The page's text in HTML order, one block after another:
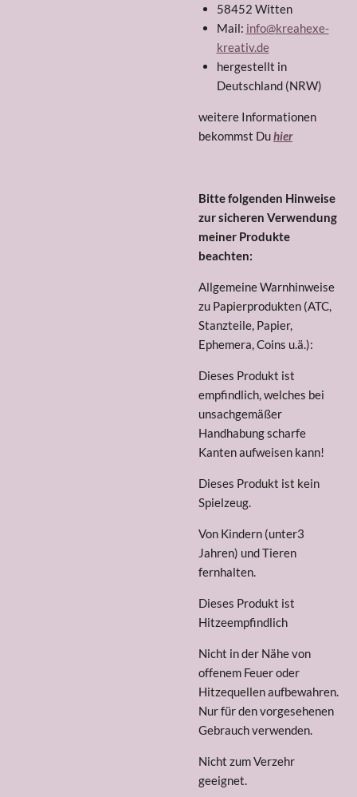
58452 Witten
Mail: info@kreahexe-
kreativ.de
hergestellt in
Deutschland (NRW)
weitere Informationen
bekommst Duhier
Bitte folgenden Hinweise
zur sicheren Verwendung
meiner Produkte
beachten:
Allgemeine Warnhinweise
zu Papierprodukten (ATC,
Stanzteile, Papier,
Ephemera, Coins u.ä.):
Dieses Produkt ist
empfindlich, welches bei
unsachgemäßer
Handhabung scharfe
Kanten aufweisen kann!
Dieses Produkt ist kein
Spielzeug.
Von Kindern (unter3
Jahren) und Tieren
fernhalten.
Dieses Produkt ist
Hitzeempfindlich
Nicht in der Nähe von
offenem Feuer oder
Hitzequellen aufbewahren.
Nur für den vorgesehenen
Gebrauch verwenden.
Nicht zum Verzehr
geeignet.